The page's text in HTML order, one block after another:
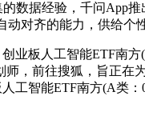
数据经验，千问App
对齐的能力，供给个
板人工智能ETF南方
师，前往搜狐，旨正
工智能ETF南方(A类